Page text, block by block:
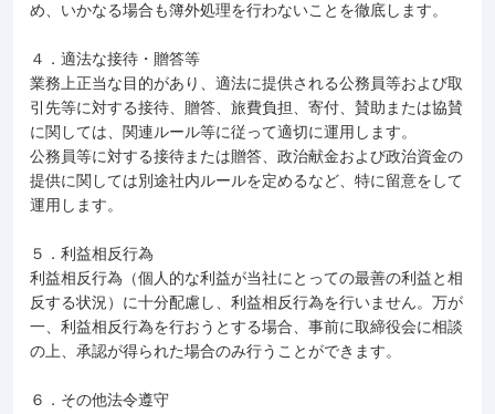
め、いかなる場合も簿外処理を行わないことを徹底します。
４．適法な接待・贈答等
業務上正当な目的があり、適法に提供される公務員等および取
引先等に対する接待、贈答、旅費負担、寄付、賛助または協賛
に関しては、関連ルール等に従って適切に運用します。
公務員等に対する接待または贈答、政治献金および政治資金の
提供に関しては別途社内ルールを定めるなど、特に留意をして
運用します。
５．利益相反行為
利益相反行為（個人的な利益が当社にとっての最善の利益と相
反する状況）に十分配慮し、利益相反行為を行いません。万が
一、利益相反行為を行おうとする場合、事前に取締役会に相談
の上、承認が得られた場合のみ行うことができます。
６．その他法令遵守